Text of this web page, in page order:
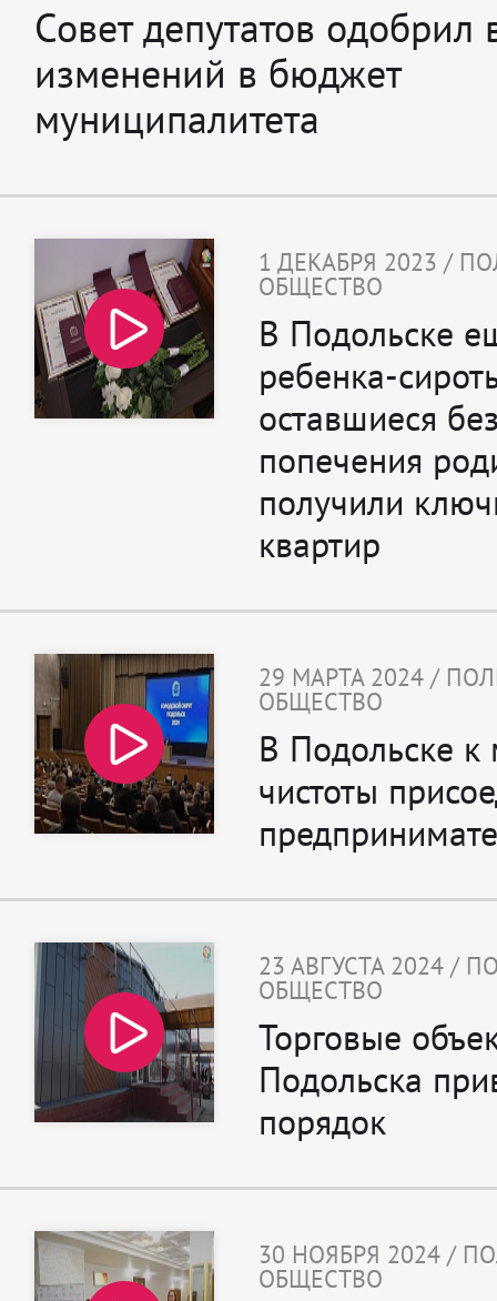
Совет депутатов одобрил
изменений в бюджет
муниципалитета
1 ДЕКАБРЯ 2023 /
ОБЩЕСТВО
В Подольске
ребенка-
оставшиеся
попечения
получили
квартир
29 МАРТА 2024 /
ОБЩЕСТВО
В Подольске к
чистоты
23 АВГУСТА 2024 /
ОБЩЕСТВО
Торговые
Подольска
порядок
30 НОЯБРЯ 2024 /
ОБЩЕСТВО